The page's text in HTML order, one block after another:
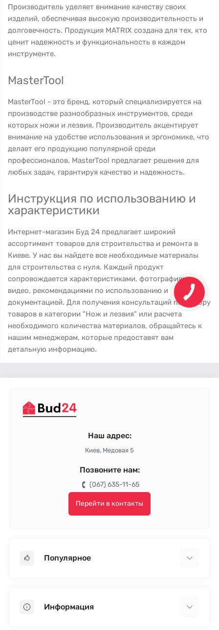
Производитель уделяет внимание качеству своих
изделий, обеспечивая высокую производительность и
долговечность. Продукция MATRIX создана для тех, кто
ценит надежность и функциональность в каждом
инструменте.
MasterTool
MasterTool - это бренд, который специализируется на
производстве разнообразных инструментов, среди
которых ножи и лезвия. Производитель акцентирует
внимание на удобстве использования и эргономике, что
делает его продукцию популярной среди
профессионалов. MasterTool предлагает решения для
любых задач, гарантируя качество и надежность.
Инструкция по использованию и
характеристики
Интернет-магазин Буд 24 предлагает широкий
ассортимент товаров для строительства и ремонта в
Киеве. У нас вы найдете все необходимые материалы
для строительства с нуля. Каждый продукт
сопровождается характеристиками, фотографиями,
видео, рекомендациями по использованию и
документацией. Для получения консультаций по выбору
товаров в категории "Нож и лезвия" или расчета
необходимого количества материалов, обращайтесь к
нашим менеджерам, которые предоставят вам
детальную информацию.
Наш адрес:
Киев, Медовая 5
Позвоните нам:
(067) 635-11-65
Перейти в контакты
Популярное
Пенопласт
Информация